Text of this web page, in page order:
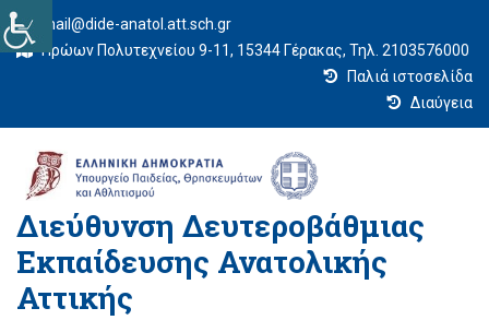
mail@dide-anatol.att.sch.gr
Ηρώων Πολυτεχνείου 9-11, 15344 Γέρακας, Τηλ. 2103576000
Παλιά ιστοσελίδα
Διαύγεια
Διεύθυνση Δευτεροβάθμιας
Εκπαίδευσης Ανατολικής
Αττικής